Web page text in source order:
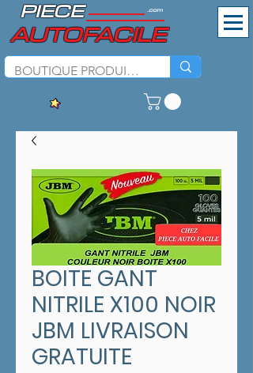
.com
PIECE
AUTOFACILE
BOITE GANT
NITRILE X100 NOIR
JBM LIVRAISON
GRATUITE